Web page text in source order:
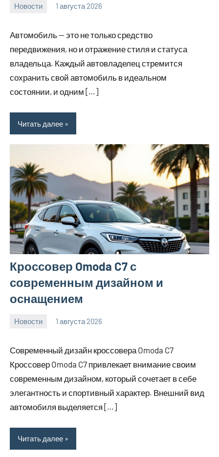
Новости 1 августа 2026
Автомобиль — это не только средство
передвижения, но и отражение стиля и статуса
владельца. Каждый автовладелец стремится
сохранить свой автомобиль в идеальном
состоянии, и одним […]
Читать далее
Кроссовер Omoda C7 с
современным дизайном и
оснащением
Новости 1 августа 2026
Современный дизайн кроссовера Omoda C7
Кроссовер Omoda C7 привлекает внимание своим
современным дизайном, который сочетает в себе
элегантность и спортивный характер. Внешний вид
автомобиля выделяется […]
Читать далее